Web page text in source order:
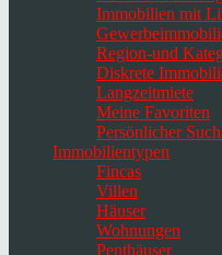
Immobilien mit
Region-und
Diskrete
Langzeitmiete
Meine Favoriten
Persönlicher
Immobilientypen
Fincas
Villen
Häuser
Wohnungen
Penthäuser